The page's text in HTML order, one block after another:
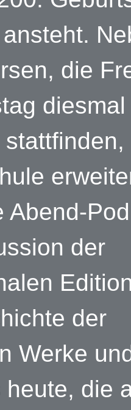
die
diesmal
Abend-
der
der
Werke
heute, die